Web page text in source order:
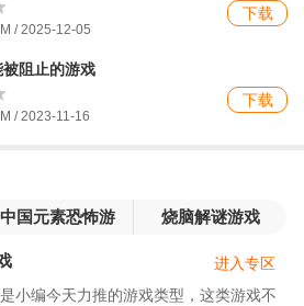
/ 2025-12-05
下载
阻止的游戏
/ 2023-11-16
下载
中国元素恐怖游
烧脑解谜游戏
小编今天力推的游戏类型，这类游戏不
进入专区